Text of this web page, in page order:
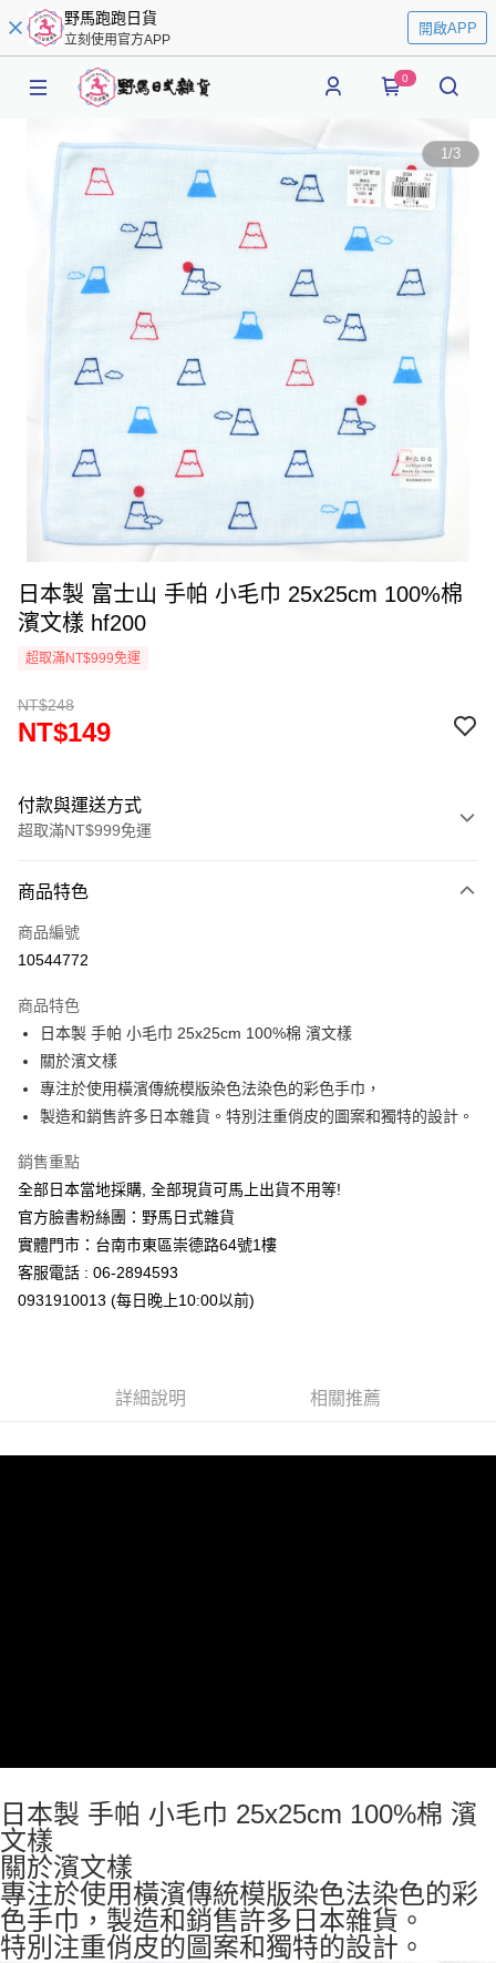
野馬跑跑日貨
立刻使用官方APP
開啟APP
0
1/3
日本製 富士山 手帕 小毛巾 25x25cm 100%棉
濱文樣 hf200
超取滿NT$999免運
NT$248
NT$149
付款與運送方式
超取滿NT$999免運
信用卡一次付款
信用卡分期付款
合作金庫商業銀行
華南商業銀行
彰化商業銀行
上海商業儲蓄銀行
國泰世華商業銀行
兆豐國際商業銀行
臺灣中小企業銀行
台中商業銀行
聯邦商業銀行
元大商業銀行
永豐商業銀行
玉山商業銀行
台新國際商業銀行
台灣樂天信用卡公司
超商取貨付款
LINE Pay
Apple Pay
悠遊付
Google Pay
ATM付款
每筆NT$65，滿NT$999(含以上)免運費
每筆NT$65，滿NT$999(含以上)免運費
商品特色
商品編號
10544772
商品特色
日本製 手帕 小毛巾 25x25cm 100%棉 濱文樣
關於濱文樣
專注於使用橫濱傳統模版染色法染色的彩色手巾，
製造和銷售許多日本雜貨。特別注重俏皮的圖案和獨特的設計。
銷售重點
全部日本當地採購, 全部現貨可馬上出貨不用等!
官方臉書粉絲團：野馬日式雜貨
實體門市：台南市東區崇德路64號1樓
客服電話 : 06-2894593
0931910013 (每日晚上10:00以前)
詳細說明 相關推薦
日本製 手帕 小毛巾 25x25cm 100%棉 濱
文樣
關於濱文樣
專注於使用橫濱傳統模版染色法染色的彩
色手巾，製造和銷售許多日本雜貨。
特別注重俏皮的圖案和獨特的設計。